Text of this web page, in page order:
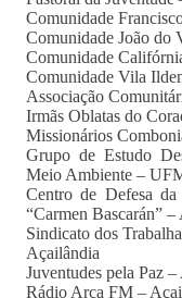
Comunidade
Comunidade João do
Comunidade
Comunidade Vila
Associação
Irmãs Oblatas do
Missionários
Grupo de Estudo
Meio Ambiente –
Centro de Defesa
“Carmen Bascarán” –
Sindicato dos
Açailândia
Juventudes pela Paz
Rádio Arca FM –